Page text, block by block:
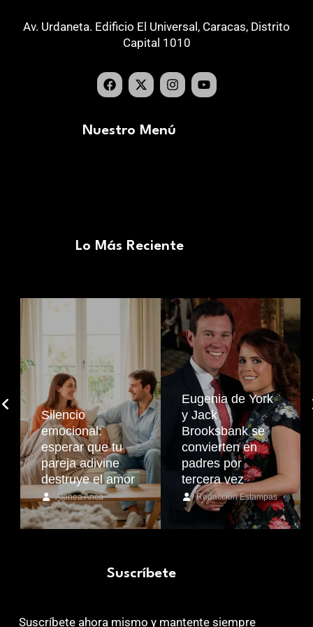
Av. Urdaneta. Edificio El Universal, Caracas, Distrito
Capital 1010
Nuestro Menú
Lo Más Reciente
Silencio
emocional:
esperar que tu
pareja adivine
destruye el amor
Atenea Anca
Eugenia de York
y Jack
Brooksbank se
convierten en
padres por
tercera vez
Redacción Estampas
Suscríbete
Suscríbete ahora mismo y mantente siempre